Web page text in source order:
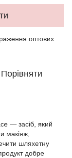
оптових
Порівняти
— засіб, який
макіяж,
шляхетну
добре